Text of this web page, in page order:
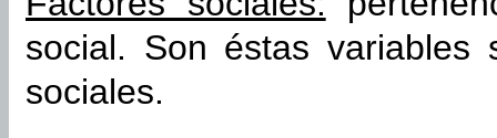
social. Son éstas variables
sociales.